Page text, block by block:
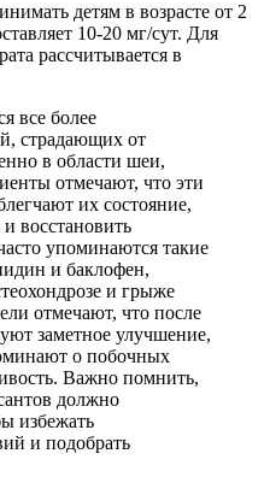
детям в возрасте от 2
10-20 мг/сут. Для
рассчитывается в
все более
страдающих от
в области шеи,
отмечают, что эти
их состояние,
восстановить
упоминаются такие
и баклофен,
и грыже
отмечают, что после
заметное улучшение,
о побочных
Важно помнить,
должно
избежать
и подобрать